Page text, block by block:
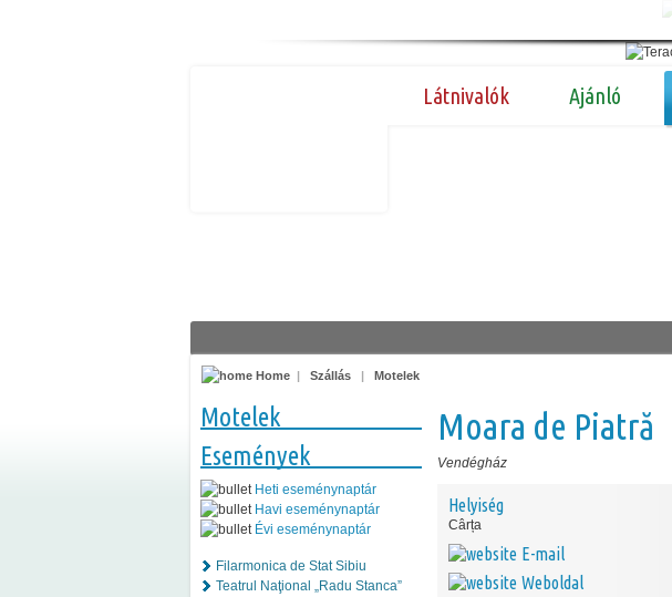
Látnivalók Ajánló
Home | Szállás | Motelek
Motelek
Események
Heti eseménynaptár
Havi eseménynaptár
Évi eseménynaptár
Filarmonica de Stat Sibiu
Teatrul Naţional „Radu Stanca”
Moara de Piatră
Vendégház
Helyiség
Cârța
E-mail
Weboldal